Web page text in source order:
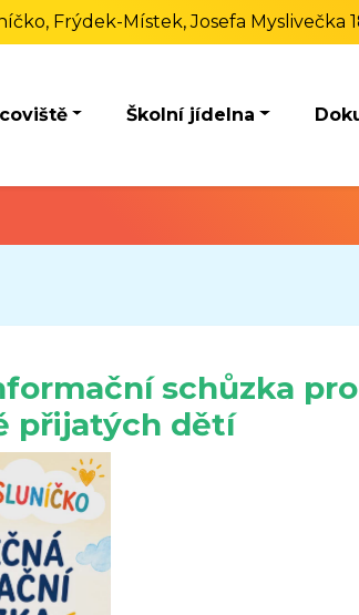
Frýdek-Místek, Josefa Myslivečka
Školní jídelna
schůzka pro
přijatých dětí